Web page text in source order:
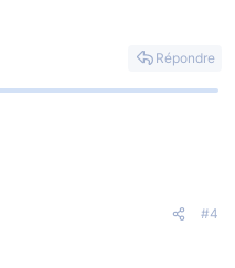
Répondre
#4